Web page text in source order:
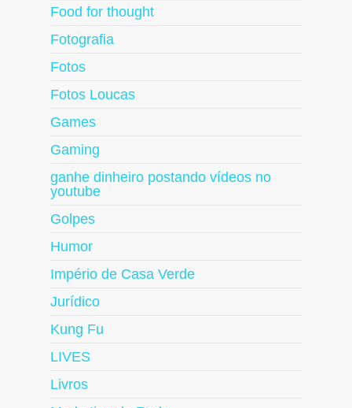
Food for thought
Fotografia
Fotos
Fotos Loucas
Games
Gaming
ganhe dinheiro postando vídeos no
youtube
Golpes
Humor
Império de Casa Verde
Jurídico
Kung Fu
LIVES
Livros